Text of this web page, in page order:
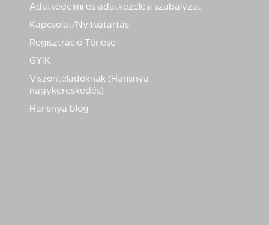
Adatvédelmi és adatkezelési szabályzat
Kapcsolat/Nyitvatartás
Regisztráció Törlése
GYIK
Viszonteladóknak (Harisnya
nagykereskedés)
Harisnya blog